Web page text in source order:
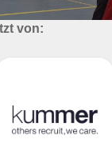
von: